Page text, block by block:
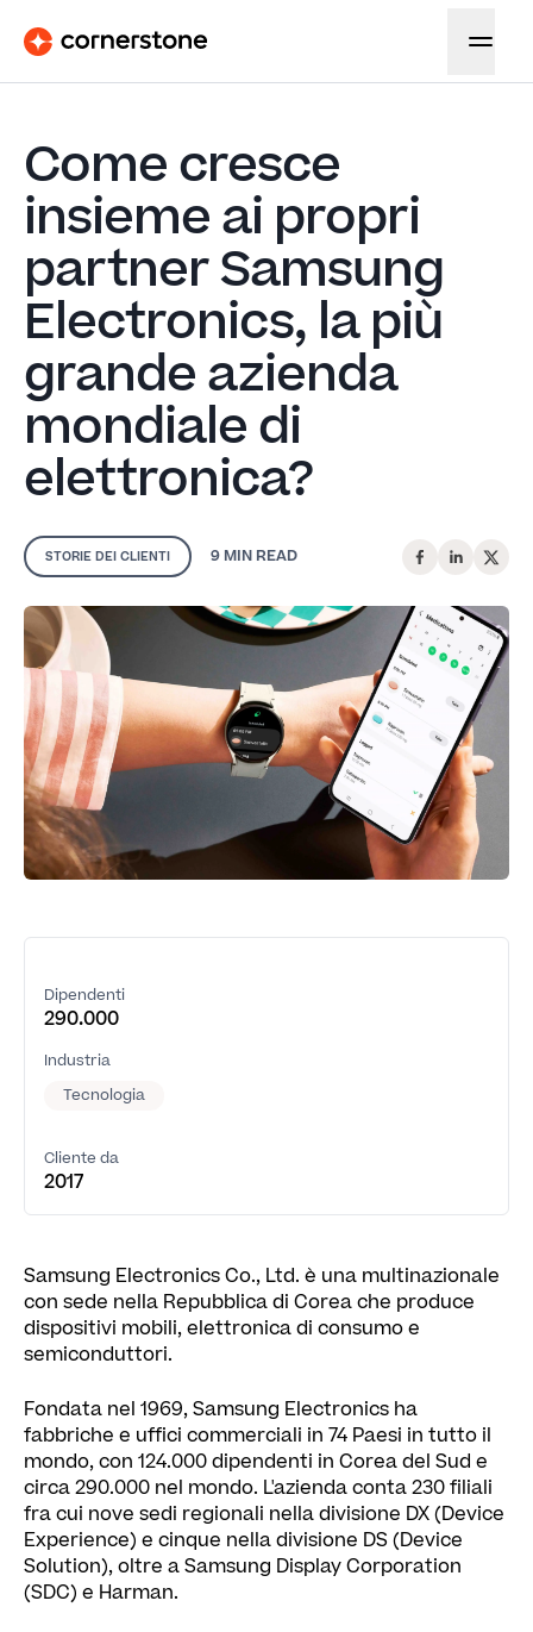
Come cresce
insieme ai propri
partner Samsung
Electronics, la più
grande azienda
mondiale di
elettronica?
STORIE DEI CLIENTI 9 MIN READ
Dipendenti
290.000
Industria
Tecnologia
Cliente da
2017
Samsung Electronics Co., Ltd. è una multinazionale
con sede nella Repubblica di Corea che produce
dispositivi mobili, elettronica di consumo e
semiconduttori.
Fondata nel 1969, Samsung Electronics ha
fabbriche e uffici commerciali in 74 Paesi in tutto il
mondo, con 124.000 dipendenti in Corea del Sud e
circa 290.000 nel mondo. L'azienda conta 230 filiali
fra cui nove sedi regionali nella divisione DX (Device
Experience) e cinque nella divisione DS (Device
Solution), oltre a Samsung Display Corporation
(SDC) e Harman.